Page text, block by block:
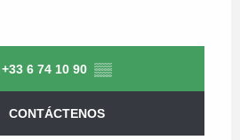
+33 6 74 10 90 ▒▒
CONTÁCTENOS